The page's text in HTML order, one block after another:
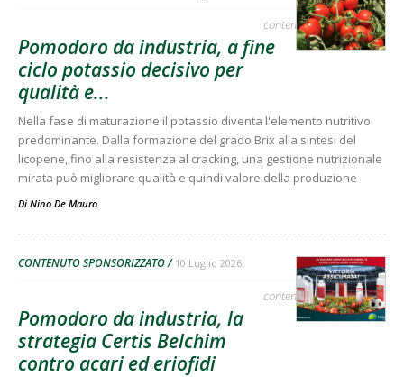
contenuto sponsorizzato
Pomodoro da industria, a fine
ciclo potassio decisivo per
qualità e...
Nella fase di maturazione il potassio diventa l'elemento nutritivo
predominante. Dalla formazione del grado Brix alla sintesi del
licopene, fino alla resistenza al cracking, una gestione nutrizionale
mirata può migliorare qualità e quindi valore della produzione
Di Nino De Mauro
CONTENUTO SPONSORIZZATO 10 Luglio 2026
contenuto sponsorizzato
Pomodoro da industria, la
strategia Certis Belchim
contro acari ed eriofidi